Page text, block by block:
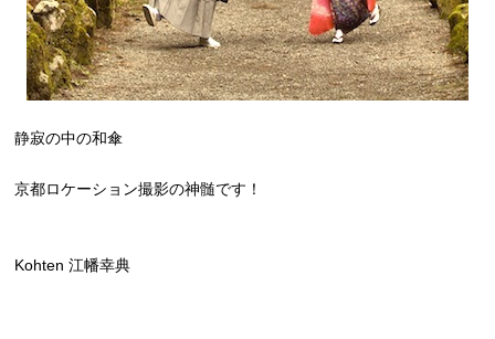
静寂の中の和傘
京都ロケーション撮影の神髄です！
Kohten 江幡幸典